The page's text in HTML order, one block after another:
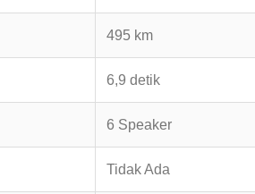
495 km
6,9 detik
6 Speaker
Tidak Ada